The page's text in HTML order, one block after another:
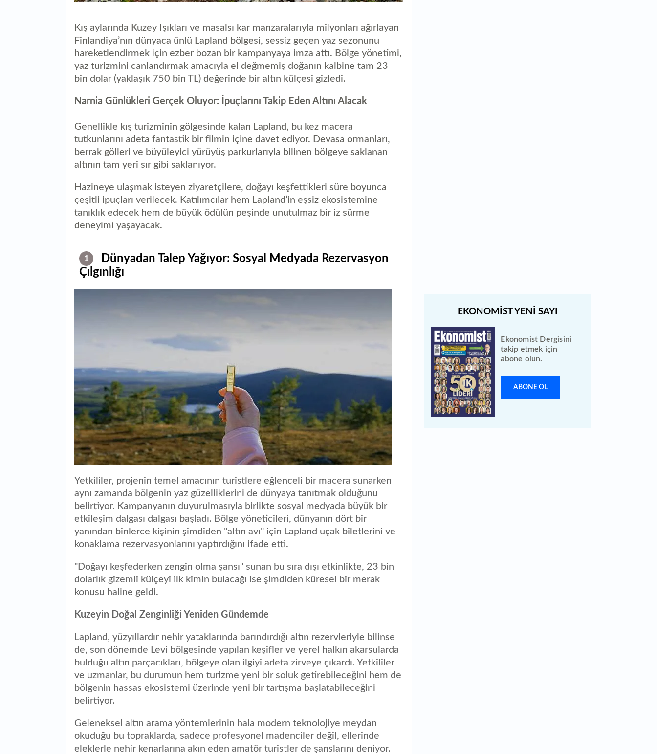
Kış aylarında Kuzey Işıkları ve masalsı kar manzaralarıyla milyonları ağırlayan
Finlandiya’nın dünyaca ünlü Lapland bölgesi, sessiz geçen yaz sezonunu
hareketlendirmek için ezber bozan bir kampanyaya imza attı. Bölge yönetimi,
yaz turizmini canlandırmak amacıyla el değmemiş doğanın kalbine tam 23
bin dolar (yaklaşık 750 bin TL) değerinde bir altın külçesi gizledi.
Narnia Günlükleri Gerçek Oluyor: İpuçlarını Takip Eden Altını Alacak
Genellikle kış turizminin gölgesinde kalan Lapland, bu kez macera
tutkunlarını adeta fantastik bir filmin içine davet ediyor. Devasa ormanları,
berrak gölleri ve büyüleyici yürüyüş parkurlarıyla bilinen bölgeye saklanan
altının tam yeri sır gibi saklanıyor.
Hazineye ulaşmak isteyen ziyaretçilere, doğayı keşfettikleri süre boyunca
çeşitli ipuçları verilecek. Katılımcılar hem Lapland’in eşsiz ekosistemine
tanıklık edecek hem de büyük ödülün peşinde unutulmaz bir iz sürme
deneyimi yaşayacak.
1
Dünyadan Talep Yağıyor: Sosyal Medyada Rezervasyon
Çılgınlığı
Yetkililer, projenin temel amacının turistlere eğlenceli bir macera sunarken
aynı zamanda bölgenin yaz güzelliklerini de dünyaya tanıtmak olduğunu
belirtiyor. Kampanyanın duyurulmasıyla birlikte sosyal medyada büyük bir
etkileşim dalgası dalgası başladı. Bölge yöneticileri, dünyanın dört bir
yanından binlerce kişinin şimdiden "altın avı" için Lapland uçak biletlerini ve
konaklama rezervasyonlarını yaptırdığını ifade etti.
"Doğayı keşfederken zengin olma şansı" sunan bu sıra dışı etkinlikte, 23 bin
dolarlık gizemli külçeyi ilk kimin bulacağı ise şimdiden küresel bir merak
konusu haline geldi.
Kuzeyin Doğal Zenginliği Yeniden Gündemde
Lapland, yüzyıllardır nehir yataklarında barındırdığı altın rezervleriyle bilinse
de, son dönemde Levi bölgesinde yapılan keşifler ve yerel halkın akarsularda
bulduğu altın parçacıkları, bölgeye olan ilgiyi adeta zirveye çıkardı. Yetkililer
ve uzmanlar, bu durumun hem turizme yeni bir soluk getirebileceğini hem de
bölgenin hassas ekosistemi üzerinde yeni bir tartışma başlatabileceğini
belirtiyor.
Geleneksel altın arama yöntemlerinin hala modern teknolojiye meydan
okuduğu bu topraklarda, sadece profesyonel madenciler değil, ellerinde
eleklerle nehir kenarlarına akın eden amatör turistler de şanslarını deniyor.
Ekonomist Dergisini
takip etmek için
abone olun.
ABONE OL